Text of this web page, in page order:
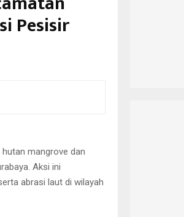
Pesisir
mangrove dan
Aksi ini
abrasi laut di wilayah